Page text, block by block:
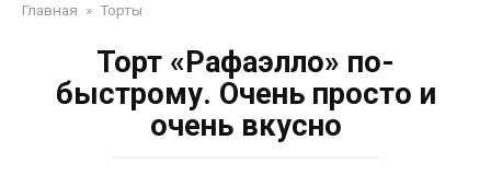
Главная » Торты
Торт «Рафаэлло» по-
быстрому. Очень просто и
очень вкусно